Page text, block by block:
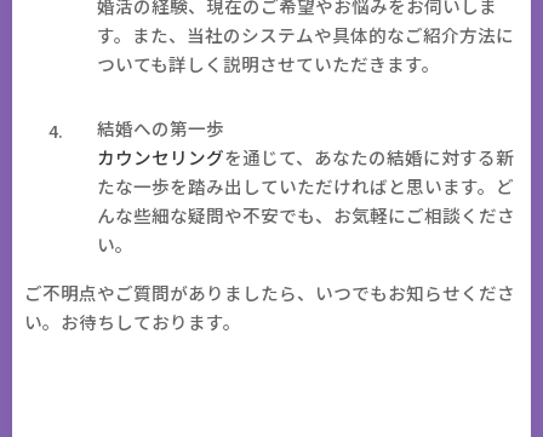
婚活の経験、現在のご希望やお悩みをお伺いしま
す。また、当社のシステムや具体的なご紹介方法に
ついても詳しく説明させていただきます。
結婚への第一歩
カウンセリングを通じて、あなたの結婚に対する新
たな一歩を踏み出していただければと思います。ど
んな些細な疑問や不安でも、お気軽にご相談くださ
い。
ご不明点やご質問がありましたら、いつでもお知らせくださ
い。お待ちしております。